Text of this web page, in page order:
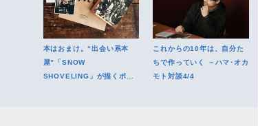
本はおまけ。“出会い系本
屋”「SNOW
SHOVELING」が描くポス
これからの10年は、自分た
ちで作っていく －ハマ･オカ
モト対談4/4